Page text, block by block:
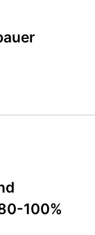
100%